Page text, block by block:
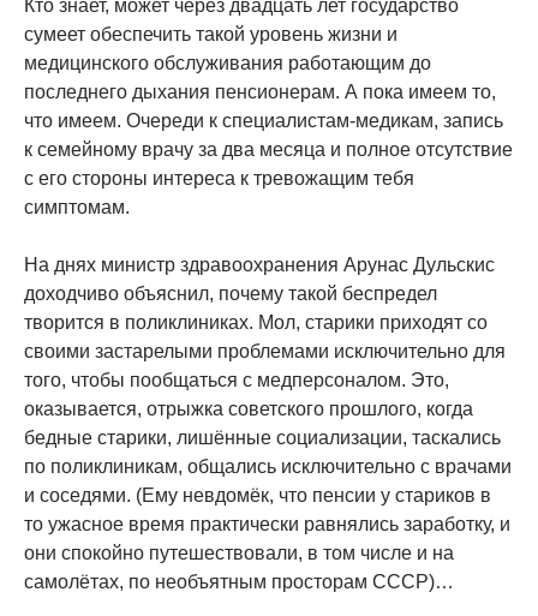
Кто знает, может через двадцать лет государство
сумеет обеспечить такой уровень жизни и
медицинского обслуживания работающим до
последнего дыхания пенсионерам. А пока имеем то,
что имеем. Очереди к специалистам-медикам, запись
к семейному врачу за два месяца и полное отсутствие
с его стороны интереса к тревожащим тебя
симптомам.
На днях министр здравоохранения Арунас Дульскис
доходчиво объяснил, почему такой беспредел
творится в поликлиниках. Мол, старики приходят со
своими застарелыми проблемами исключительно для
того, чтобы пообщаться с медперсоналом. Это,
оказывается, отрыжка советского прошлого, когда
бедные старики, лишённые социализации, таскались
по поликлиникам, общались исключительно с врачами
и соседями. (Ему невдомёк, что пенсии у стариков в
то ужасное время практически равнялись заработку, и
они спокойно путешествовали, в том числе и на
самолётах, по необъятным просторам СССР)…